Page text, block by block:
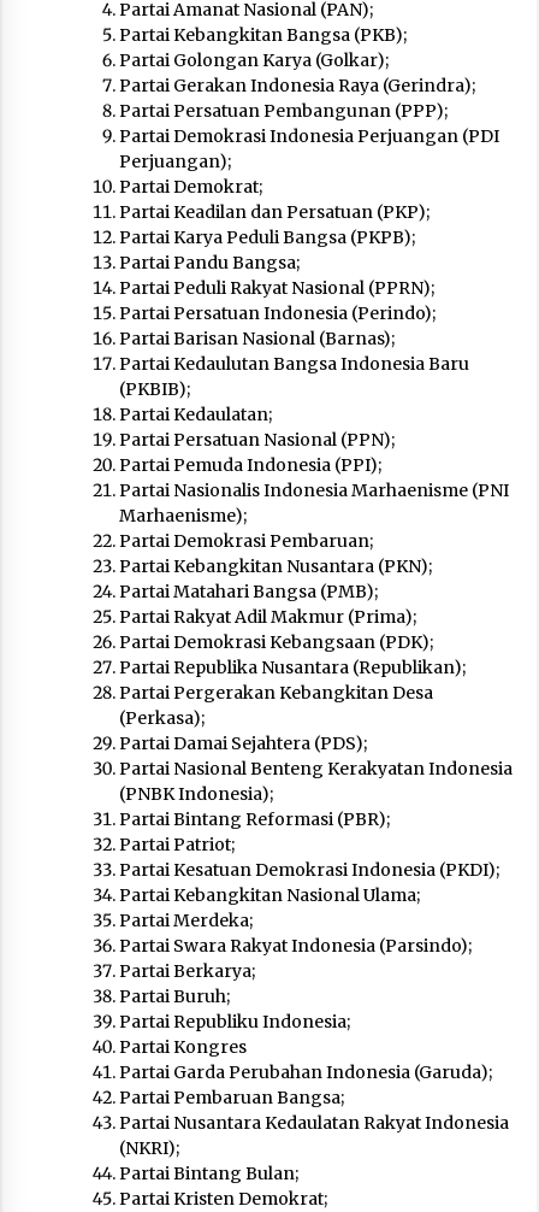
Partai Amanat Nasional (PAN);
Partai Kebangkitan Bangsa (PKB);
Partai Golongan Karya (Golkar);
Partai Gerakan Indonesia Raya (Gerindra);
Partai Persatuan Pembangunan (PPP);
Partai Demokrasi Indonesia Perjuangan (PDI
Perjuangan);
Partai Demokrat;
Partai Keadilan dan Persatuan (PKP);
Partai Karya Peduli Bangsa (PKPB);
Partai Pandu Bangsa;
Partai Peduli Rakyat Nasional (PPRN);
Partai Persatuan Indonesia (Perindo);
Partai Barisan Nasional (Barnas);
Partai Kedaulutan Bangsa Indonesia Baru
(PKBIB);
Partai Kedaulatan;
Partai Persatuan Nasional (PPN);
Partai Pemuda Indonesia (PPI);
Partai Nasionalis Indonesia Marhaenisme (PNI
Marhaenisme);
Partai Demokrasi Pembaruan;
Partai Kebangkitan Nusantara (PKN);
Partai Matahari Bangsa (PMB);
Partai Rakyat Adil Makmur (Prima);
Partai Demokrasi Kebangsaan (PDK);
Partai Republika Nusantara (Republikan);
Partai Pergerakan Kebangkitan Desa
(Perkasa);
Partai Damai Sejahtera (PDS);
Partai Nasional Benteng Kerakyatan Indonesia
(PNBK Indonesia);
Partai Bintang Reformasi (PBR);
Partai Patriot;
Partai Kesatuan Demokrasi Indonesia (PKDI);
Partai Kebangkitan Nasional Ulama;
Partai Merdeka;
Partai Swara Rakyat Indonesia (Parsindo);
Partai Berkarya;
Partai Buruh;
Partai Republiku Indonesia;
Partai Kongres
Partai Garda Perubahan Indonesia (Garuda);
Partai Pembaruan Bangsa;
Partai Nusantara Kedaulatan Rakyat Indonesia
(NKRI);
Partai Bintang Bulan;
Partai Kristen Demokrat;